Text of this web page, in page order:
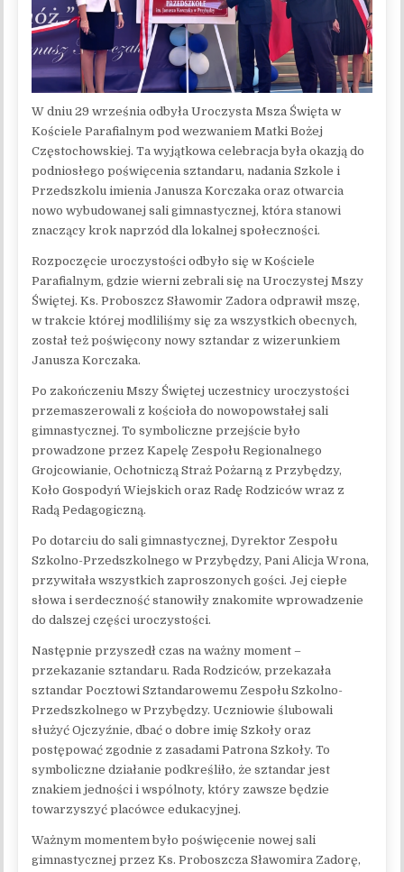
W dniu 29 września odbyła Uroczysta Msza Święta w
Kościele Parafialnym pod wezwaniem Matki Bożej
Częstochowskiej. Ta wyjątkowa celebracja była okazją do
podniosłego poświęcenia sztandaru, nadania Szkole i
Przedszkolu imienia Janusza Korczaka oraz otwarcia
nowo wybudowanej sali gimnastycznej, która stanowi
znaczący krok naprzód dla lokalnej społeczności.
Rozpoczęcie uroczystości odbyło się w Kościele
Parafialnym, gdzie wierni zebrali się na Uroczystej Mszy
Świętej. Ks. Proboszcz Sławomir Zadora odprawił mszę,
w trakcie której modliliśmy się za wszystkich obecnych,
został też poświęcony nowy sztandar z wizerunkiem
Janusza Korczaka.
Po zakończeniu Mszy Świętej uczestnicy uroczystości
przemaszerowali z kościoła do nowopowstałej sali
gimnastycznej. To symboliczne przejście było
prowadzone przez Kapelę Zespołu Regionalnego
Grojcowianie, Ochotniczą Straż Pożarną z Przybędzy,
Koło Gospodyń Wiejskich oraz Radę Rodziców wraz z
Radą Pedagogiczną.
Po dotarciu do sali gimnastycznej, Dyrektor Zespołu
Szkolno-Przedszkolnego w Przybędzy, Pani Alicja Wrona,
przywitała wszystkich zaproszonych gości. Jej ciepłe
słowa i serdeczność stanowiły znakomite wprowadzenie
do dalszej części uroczystości.
Następnie przyszedł czas na ważny moment –
przekazanie sztandaru. Rada Rodziców, przekazała
sztandar Pocztowi Sztandarowemu Zespołu Szkolno-
Przedszkolnego w Przybędzy. Uczniowie ślubowali
służyć Ojczyźnie, dbać o dobre imię Szkoły oraz
postępować zgodnie z zasadami Patrona Szkoły. To
symboliczne działanie podkreśliło, że sztandar jest
znakiem jedności i wspólnoty, który zawsze będzie
towarzyszyć placówce edukacyjnej.
Ważnym momentem było poświęcenie nowej sali
gimnastycznej przez Ks. Proboszcza Sławomira Zadorę,